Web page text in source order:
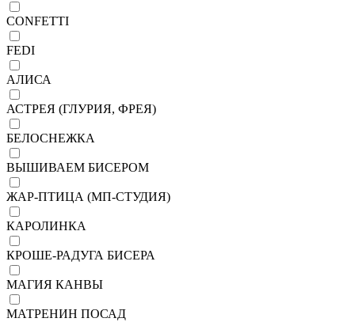
CONFETTI
FEDI
АЛИСА
АСТРЕЯ (ГЛУРИЯ, ФРЕЯ)
БЕЛОСНЕЖКА
ВЫШИВАЕМ БИСЕРОМ
ЖАР-ПТИЦА (МП-СТУДИЯ)
КАРОЛИНКА
КРОШЕ-РАДУГА БИСЕРА
МАГИЯ КАНВЫ
МАТРЕНИН ПОСАД